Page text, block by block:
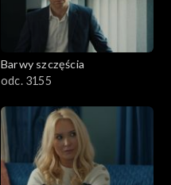
Barwy szczęścia
odc. 3155